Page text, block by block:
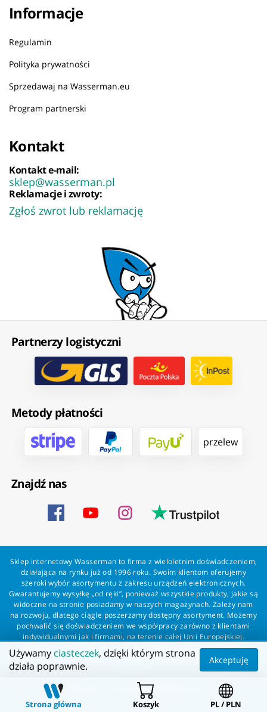
Informacje
Regulamin
Polityka prywatności
Sprzedawaj na Wasserman.eu
Program partnerski
Kontakt
Kontakt e-mail:
sklep@wasserman.pl
Reklamacje i zwroty:
Zgłoś zwrot lub reklamację
Partnerzy logistyczni
Metody płatności
przelew
Znajdź nas
Sklep internetowy Wasserman to firma z wieloletnim doświadczeniem,
działająca na rynku już od 1996 roku. Swoim klientom oferujemy
szeroki wybór asortymentu z zakresu urządzeń elektronicznych.
Gwarantujemy wysyłkę „od ręki”, ponieważ wszystkie produkty, jakie są
widoczne na stronie posiadamy w naszych magazynach. Zależy nam
na rozwoju, dlatego ciągle poszerzamy dostępny asortyment. Możemy
pochwalić się doświadczeniem we współpracy zarówno z klientami
indywidualnymi jak i firmami, na terenie całej Unii Europejskiej.
Zapewniamy profesjonalną obsługę każdego klienta oraz szybką i
bezproblemową realizację zamówień. Wasserman - wszystko dla
Wszelkie prawa zastrzeżone dla Wasserman.eu
Strona główna Koszyk PL / PLN
Używamy ciasteczek, dzięki którym strona
działa poprawnie.
Akceptuję